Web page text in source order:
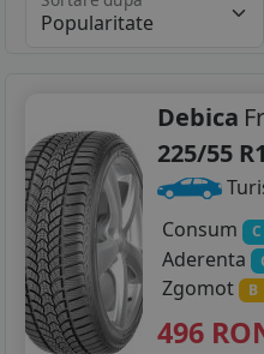
Debica
225/55
Consum
C
Aderenta
Zgomot B
496